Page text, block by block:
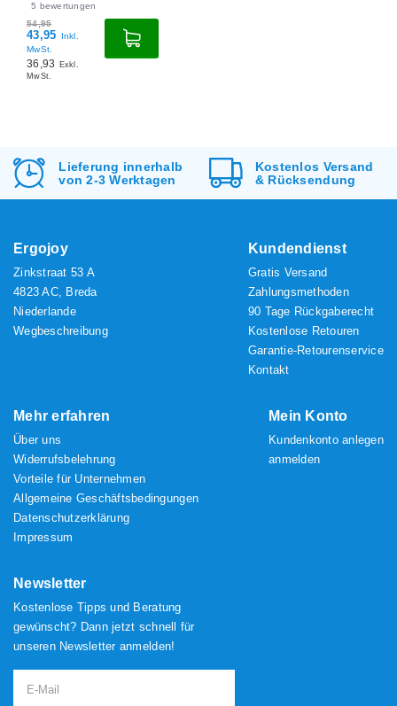
5 bewertungen
54,95
43,95
Inkl.
MwSt.
36,93
Exkl.
MwSt.
Lieferung innerhalb
von 2-3 Werktagen
Kostenlos Versand
& Rücksendung
Ergojoy
Zinkstraat 53 A
4823 AC, Breda
Niederlande
Wegbeschreibung
Kundendienst
Gratis Versand
Zahlungsmethoden
90 Tage Rückgaberecht
Kostenlose Retouren
Garantie-Retourenservice
Kontakt
Mehr erfahren
Über uns
Widerrufsbelehrung
Vorteile für Unternehmen
Allgemeine Geschäftsbedingungen
Datenschutzerklärung
Impressum
Mein Konto
Kundenkonto anlegen
anmelden
Newsletter
Kostenlose Tipps und Beratung
gewünscht? Dann jetzt schnell für
unseren Newsletter anmelden!